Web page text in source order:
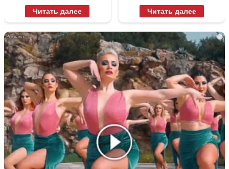
Читать далее Читать далее
i